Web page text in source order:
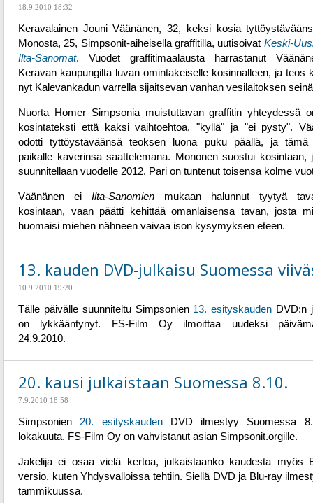
18.9.2010 18:32
Keravalainen Jouni Väänänen, 32, keksi kosia
Monosta, 25, Simpsonit-aiheisella graffitilla, uutisoivat Keski-
Ilta-Sanomat. Vuodet graffitimaalausta harrastanut
Keravan kaupungilta luvan omintakeiselle kosinnalleen, ja teos
nyt Kalevankadun varrella sijaitsevan vanhan vesilaitoksen
Nuorta Homer Simpsonia muistuttavan graffitin yhteydessä
kosintateksti että kaksi vaihtoehtoa, "kyllä" ja "ei pysty".
odotti tyttöystäväänsä teoksen luona puku päällä, ja tämä
paikalle kaverinsa saattelemana. Mononen suostui kosintaan,
suunnitellaan vuodelle 2012. Pari on tuntenut toisensa kolme
Väänänen ei Ilta-Sanomien mukaan halunnut tyytyä
kosintaan, vaan päätti kehittää omanlaisensa tavan, josta
huomaisi miehen nähneen vaivaa ison kysymyksen eteen.
13. kauden DVD-julkaisu Suomessa
10.9.2010 19:20
Tälle päivälle suunniteltu Simpsonien 13. esityskauden DVD:n
on lykkääntynyt. FS-Film Oy ilmoittaa uudeksi
24.9.2010.
20. kausi julkaistaan Suomessa 8.10.
7.9.2010 18:58
Simpsonien 20. esityskaudenDVD ilmestyy Suomessa
lokakuuta. FS-Film Oy on vahvistanut asian Simpsonit.orgille.
Jakelija ei osaa vielä kertoa, julkaistaanko kaudesta myös
versio, kuten Yhdysvalloissa tehtiin. Siellä DVD ja Blu-ray
tammikuussa.